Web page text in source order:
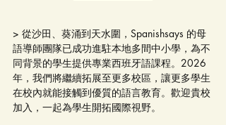
> 從沙田、葵涌到天水圍，Spanishsays 的母
語導師團隊已成功進駐本地多間中小學，為不
同背景的學生提供專業西班牙語課程。2026
年，我們將繼續拓展至更多校區，讓更多學生
在校內就能接觸到優質的語言教育。歡迎貴校
加入，一起為學生開拓國際視野。